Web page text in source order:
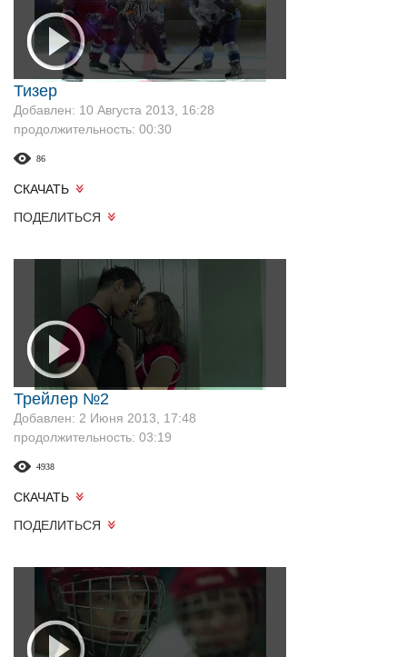
Тизер
Добавлен: 10 Августа 2013, 16:28
продолжительность: 00:30
86
СКАЧАТЬ
ПОДЕЛИТЬСЯ
Трейлер №2
Добавлен: 2 Июня 2013, 17:48
продолжительность: 03:19
4938
СКАЧАТЬ
ПОДЕЛИТЬСЯ